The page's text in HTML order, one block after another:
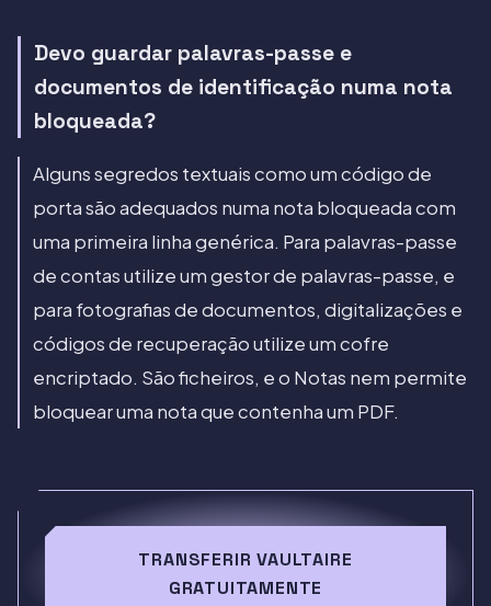
Devo guardar palavras-passe e
documentos de identificação numa nota
bloqueada?
Alguns segredos textuais como um código de
porta são adequados numa nota bloqueada com
uma primeira linha genérica. Para palavras-passe
de contas utilize um gestor de palavras-passe, e
para fotografias de documentos, digitalizações e
códigos de recuperação utilize um cofre
encriptado. São ficheiros, e o Notas nem permite
bloquear uma nota que contenha um PDF.
TRANSFERIR VAULTAIRE
GRATUITAMENTE